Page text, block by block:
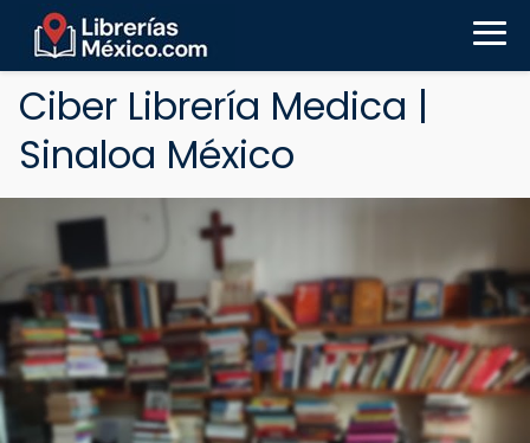
Ciber Librería Medica |
Sinaloa México